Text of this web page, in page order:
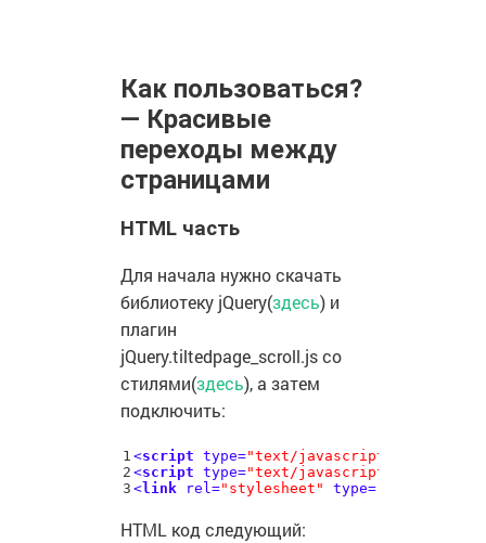
Как пользоваться?
— Красивые
переходы между
страницами
HTML часть
Для начала нужно скачать
библиотеку jQuery(здесь) и
плагин
jQuery.tiltedpage_scroll.js со
стилями(здесь), а затем
подключить:
1
2
<script type="text/javascript"
<script type="text/javascript"
<link rel="stylesheet" type=
HTML код следующий: